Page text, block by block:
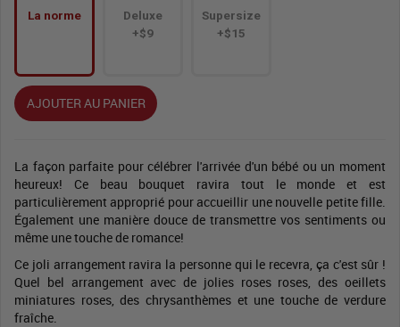
La norme
Deluxe
+$9
Supersize
+$15
AJOUTER AU PANIER
La façon parfaite pour célébrer l'arrivée d'un bébé ou un moment
heureux! Ce beau bouquet ravira tout le monde et est
particulièrement approprié pour accueillir une nouvelle petite fille.
Également une manière douce de transmettre vos sentiments ou
même une touche de romance!
Ce joli arrangement ravira la personne qui le recevra, ça c'est sûr !
Quel bel arrangement avec de jolies roses roses, des oeillets
miniatures roses, des chrysanthèmes et une touche de verdure
fraîche.